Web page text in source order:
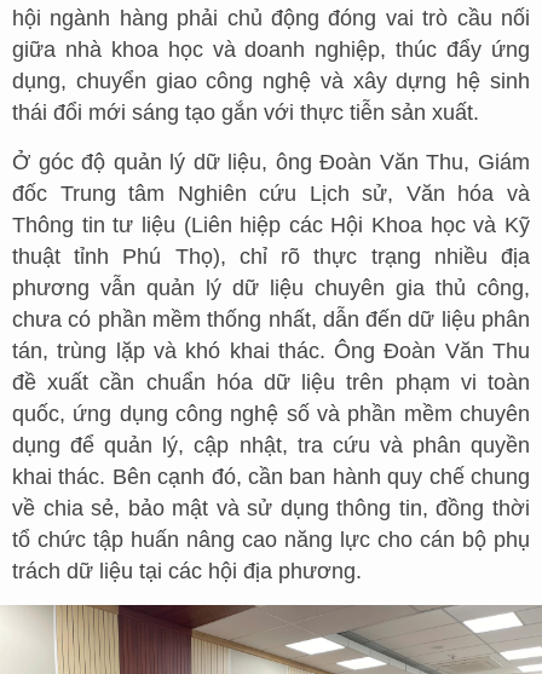
hội ngành hàng phải chủ động đóng vai trò cầu nối
giữa nhà khoa học và doanh nghiệp, thúc đẩy ứng
dụng, chuyển giao công nghệ và xây dựng hệ sinh
thái đổi mới sáng tạo gắn với thực tiễn sản xuất.
Ở góc độ quản lý dữ liệu, ông Đoàn Văn Thu, Giám
đốc Trung tâm Nghiên cứu Lịch sử, Văn hóa và
Thông tin tư liệu (Liên hiệp các Hội Khoa học và Kỹ
thuật tỉnh Phú Thọ), chỉ rõ thực trạng nhiều địa
phương vẫn quản lý dữ liệu chuyên gia thủ công,
chưa có phần mềm thống nhất, dẫn đến dữ liệu phân
tán, trùng lặp và khó khai thác. Ông Đoàn Văn Thu
đề xuất cần chuẩn hóa dữ liệu trên phạm vi toàn
quốc, ứng dụng công nghệ số và phần mềm chuyên
dụng để quản lý, cập nhật, tra cứu và phân quyền
khai thác. Bên cạnh đó, cần ban hành quy chế chung
về chia sẻ, bảo mật và sử dụng thông tin, đồng thời
tổ chức tập huấn nâng cao năng lực cho cán bộ phụ
trách dữ liệu tại các hội địa phương.